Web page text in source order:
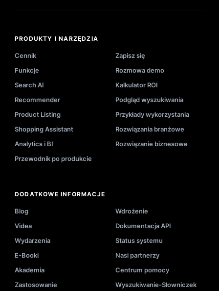
PRODUKTY I NARZĘDZIA
Cennik
Zapisz się
Funkcje
Rozmowa demo
Search AI
Kalkulator ROI
Recommender
Podgląd wyszukiwania
Product Listing
Przykłady wykorzystania
Shopping Assistant
Rozwiązania branżowe
Analytics i BI
Rozwiązanie biznesowe
Przewodnik po produkcie
DODATKOWE INFORMACJE
Blog
Wdrożenie
Videa
Dokumentacja API
Wydarzenia
Status systemu
E-Booki
Nasi partnerzy
Akademia
Centrum pomocy
Zastosowanie
Wyszukiwanie-Słowniczek